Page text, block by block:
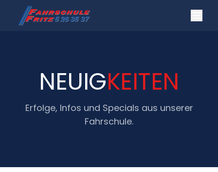
NEUIGKEITEN
Erfolge, Infos und Specials aus unserer
Fahrschule.